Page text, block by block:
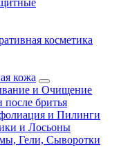
косметика
кожа
и Очищение
после бритья
и Пилинги
и Лосьоны
Гели, Сыворотки